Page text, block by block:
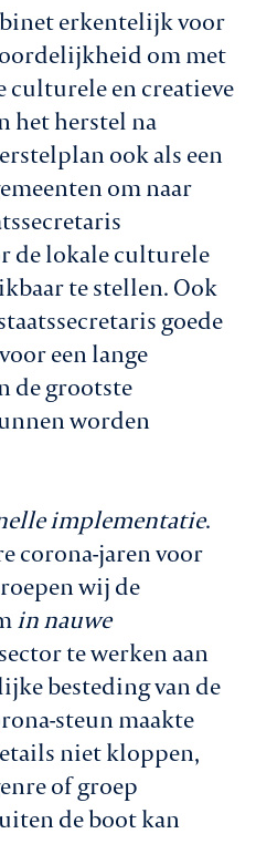
erkentelijk voor
om met
culturele en creatieve
het herstel na
ook als een
om naar
de lokale culturele
te stellen. Ook
goede
een lange
de grootste
worden
implementatie.
corona-jaren voor
wij de
in nauwe
te werken aan
besteding van de
steun maakte
niet kloppen,
of groep
de boot kan